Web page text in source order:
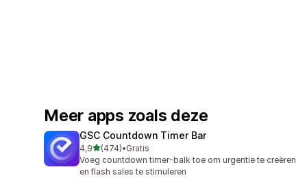
Meer apps zoals deze
GSC Countdown Timer Bar
4,9van 5 sterren
(474)
474 recensies in totaal
•Gratis
Voeg countdown timer-balk toe om urgentie te creëren
en flash sales te stimuleren